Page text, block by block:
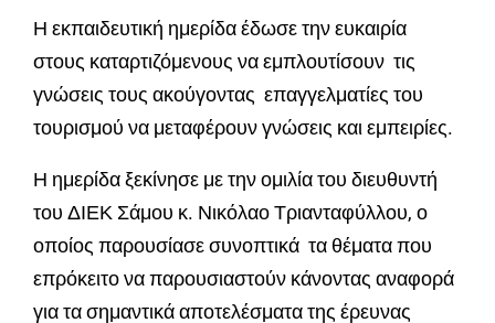
Η εκπαιδευτική ημερίδα έδωσε την ευκαιρία
στους καταρτιζόμενους να εμπλουτίσουν τις
γνώσεις τους ακούγοντας επαγγελματίες του
τουρισμού να μεταφέρουν γνώσεις και εμπειρίες.
Η ημερίδα ξεκίνησε με την ομιλία του διευθυντή
του ΔΙΕΚ Σάμου κ. Νικόλαο Τριανταφύλλου, ο
οποίος παρουσίασε συνοπτικά τα θέματα που
επρόκειτο να παρουσιαστούν κάνοντας αναφορά
για τα σημαντικά αποτελέσματα της έρευνας